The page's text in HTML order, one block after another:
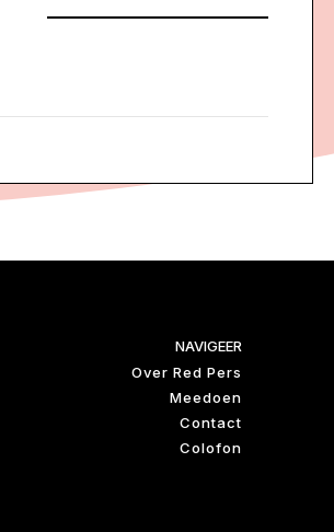
NAVIGEER
Over Red Pers
Meedoen
Contact
Colofon